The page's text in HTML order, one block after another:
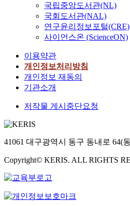
국립중앙도서관(NL)
국회도서관(NAL)
연구윤리정보포털(CRE)
사이언스온 (ScienceON)
이용약관
개인정보처리방침
개인정보 재동의
기관소개
저작물 게시중단요청
41061 대구광역시 동구 동내로 64(
Copyright© KERIS. ALL RIGHTS